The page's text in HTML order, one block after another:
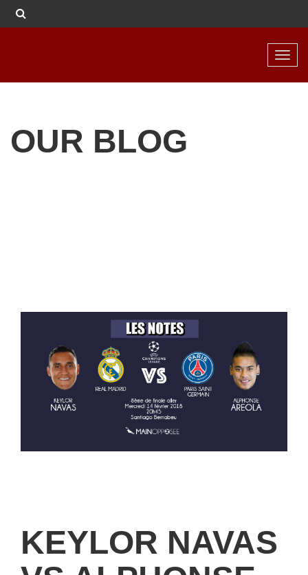
OUR BLOG
KEYLOR NAVAS